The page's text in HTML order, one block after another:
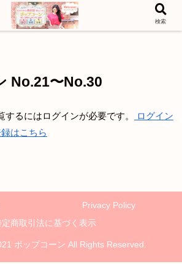
No.21〜No.30
するにはログインが必要です。
ログイン
はこちら
Privacy Policy
定商取引法に基づく表示
ポップコーン All Rights Reserved.
検索